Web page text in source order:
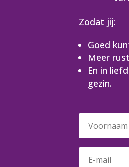
Zodat jij:
Goed
Meer
En in
gezin.